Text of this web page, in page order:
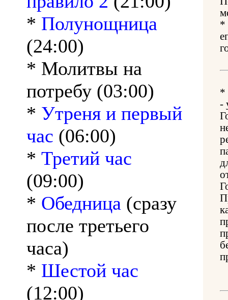
* Полунощница
(24:00)
* Молитвы на
потребу (03:00)
* Утреня и первый
час (06:00)
* Третий час
(09:00)
* Обедница (сразу
после третьего
часа)
* Шестой час
(12:00)
*
*
-